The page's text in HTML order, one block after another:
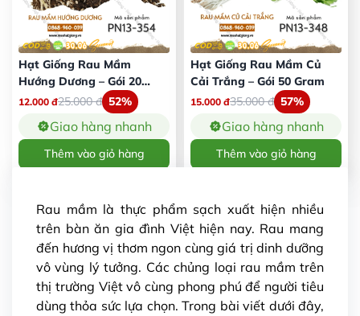
Hạt Giống Rau Mầm
Hướng Dương – Gói 20
Gram
12.000 đ25.000đ 52%
Giao hàng nhanh
Thêm vào giỏ hàng
Hạt Giống Rau Mầm Củ
Cải Trắng – Gói 50 Gram
15.000 đ35.000đ 57%
Giao hàng nhanh
Thêm vào giỏ hàng
Rau mầm là thực phẩm sạch xuất hiện nhiều
trên bàn ăn gia đình Việt hiện nay. Rau mang
đến hương vị thơm ngon cùng giá trị dinh dưỡng
vô vùng lý tưởng. Các chủng loại rau mầm trên
thị trường Việt vô cùng phong phú để người tiêu
dùng thỏa sức lựa chọn. Trong bài viết dưới đây,